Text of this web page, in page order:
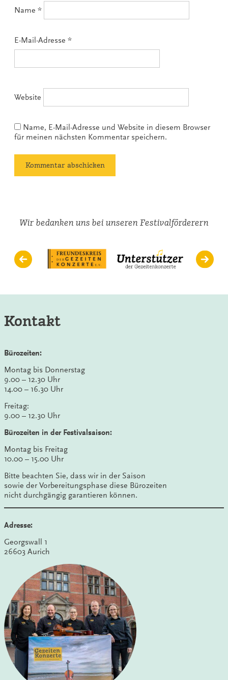
Name *
E-Mail-Adresse *
Website
Name, E-Mail-Adresse und Website in diesem Browser
für meinen nächsten Kommentar speichern.
Wir bedanken uns bei unseren Festivalförderern
Kontakt
Bürozeiten:
Montag bis Donnerstag
9.00 – 12.30 Uhr
14.00 – 16.30 Uhr
Freitag:
9.00 – 12.30 Uhr
Bürozeiten in der Festivalsaison:
Montag bis Freitag
10.00 – 15.00 Uhr
Bitte beachten Sie, dass wir in der Saison
sowie der Vorbereitungsphase diese Bürozeiten
nicht durchgängig garantieren können.
Adresse:
Georgswall 1
26603 Aurich